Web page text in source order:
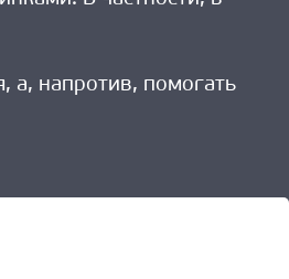
а, напротив, помогать